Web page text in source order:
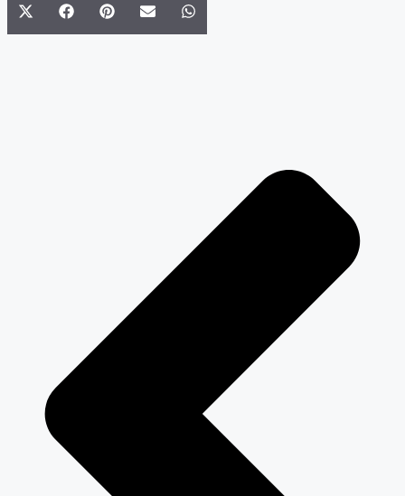
Share
on
(Twitter)
Share
on
Facebook
Share
on
PinterestShare
on
Email
on